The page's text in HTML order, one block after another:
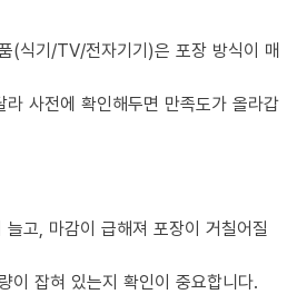
(식기/TV/전자기기)은 포장 방식이 매
사전에 확인해두면 만족도가 올라갑
고, 마감이 급해져 포장이 거칠어질
이 잡혀 있는지 확인이 중요합니다.